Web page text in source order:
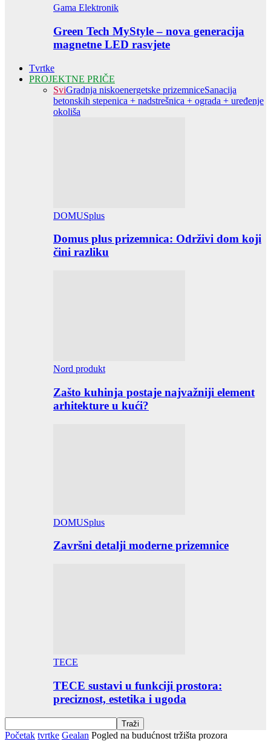
Gama Elektronik
Green Tech MyStyle – nova generacija
magnetne LED rasvjete
Tvrtke
PROJEKTNE PRIČE
SviGradnja niskoenergetske prizemniceSanacija
betonskih stepenica + nadstrešnica + ograda + uređenje
okoliša
DOMUSplus
Domus plus prizemnica: Održivi dom koji
čini razliku
Nord produkt
Zašto kuhinja postaje najvažniji element
arhitekture u kući?
DOMUSplus
Završni detalji moderne prizemnice
TECE
TECE sustavi u funkciji prostora:
preciznost, estetika i ugoda
Početak tvrtke Gealan Pogled na budućnost tržišta prozora